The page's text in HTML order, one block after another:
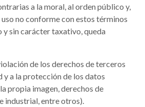
a la moral, al orden público y,
no conforme con estos términos
y sin carácter taxativo, queda
de los derechos de terceros
y a la protección de los datos
propia imagen, derechos de
industrial, entre otros).